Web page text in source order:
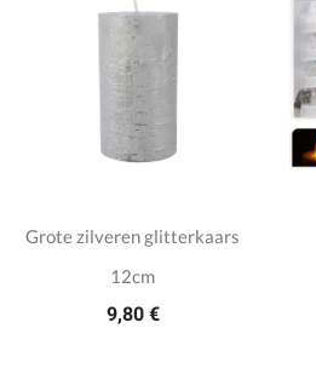
Grote zilveren glitterkaars
12cm
9,80 €